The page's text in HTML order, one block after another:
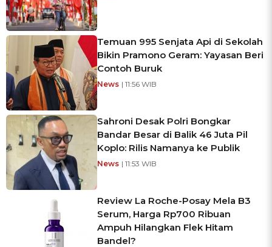
Temuan 995 Senjata Api di Sekolah
Bikin Pramono Geram: Yayasan Beri
Contoh Buruk
News | 11:56 WIB
Sahroni Desak Polri Bongkar
Bandar Besar di Balik 46 Juta Pil
Koplo: Rilis Namanya ke Publik
News | 11:53 WIB
Review La Roche-Posay Mela B3
Serum, Harga Rp700 Ribuan
Ampuh Hilangkan Flek Hitam
Bandel?